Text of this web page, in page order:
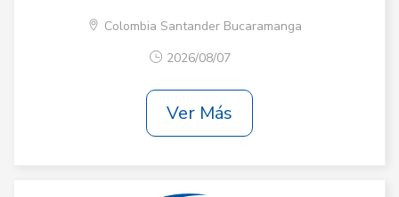
Colombia Santander Bucaramanga
2026/08/07
Ver Más